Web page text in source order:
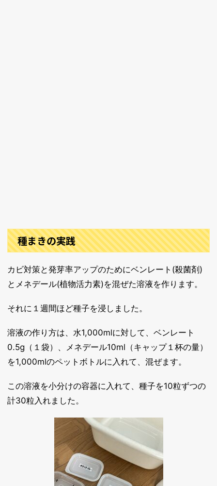
種まきの実践
カビ対策と発芽率アップのためにベンレート(殺菌剤)
とメネデール(植物活力素)を混ぜた溶液を作ります。
それに１週間ほど種子を浸しました。
溶液の作り方は、水1,000mlに対して、ベンレート
0.5g（１袋）、メネデール10ml（キャップ１杯の量）
を1,000mlのペットボトルに入れて、混ぜます。
この溶液を小分けの容器に入れて、種子を10粒ずつの
計30粒入れました。